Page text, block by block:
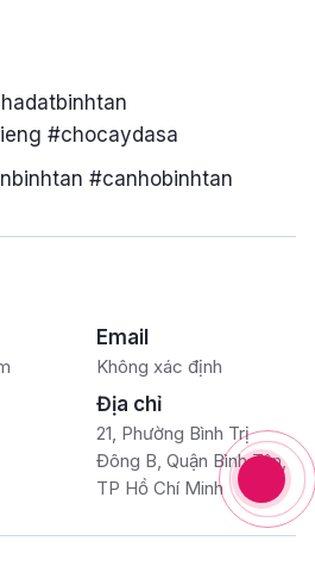
#chocaydasa
#canhobinhtan
Email
Không xác định
Địa chỉ
21, Phường Bình Trị
Đông B, Quận Bình Tân,
TP Hồ Chí Minh